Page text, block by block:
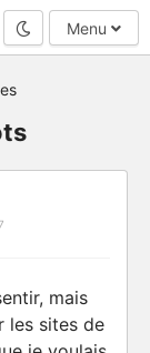
Mode nuit
Menu
mais
les sites de